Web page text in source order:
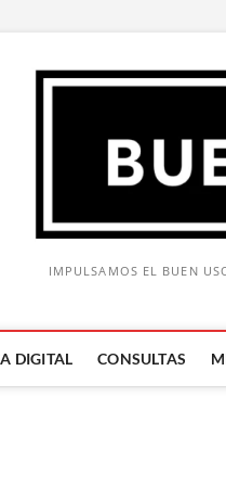
IMPULSAMOS EL BUEN
DIGITAL CONSULTAS